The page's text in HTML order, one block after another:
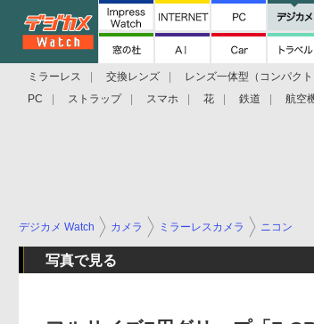
ミラーレス 交換レンズ レンズ一体型（コンパクト
PC
ストラップ スマホ 花 鉄道 航空
デジカメ Watch カメラ ミラーレスカメラ ニコン
写真で見る